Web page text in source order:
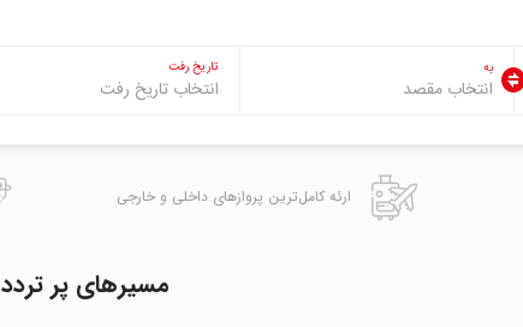
به تاریخ رفت
انتخاب تاریخ رفت
ارئه کامل‌ترین پروازهای داخلی و خارجی
مسیرهای پر تردد